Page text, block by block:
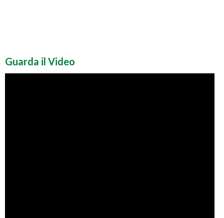
Guarda il Video